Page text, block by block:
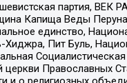
партия, ВЕК
Капища Веды
единство,
Пит Буль,
церкви Православных